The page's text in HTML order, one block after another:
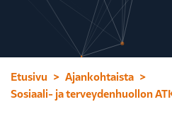
Etusivu
Ajankohtaista
Sosiaali- ja terveydenhuollon